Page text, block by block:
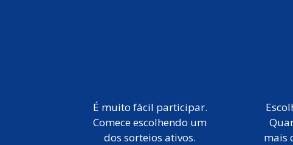
É muito fácil participar.
Comece escolhendo um
dos sorteios ativos.
mais